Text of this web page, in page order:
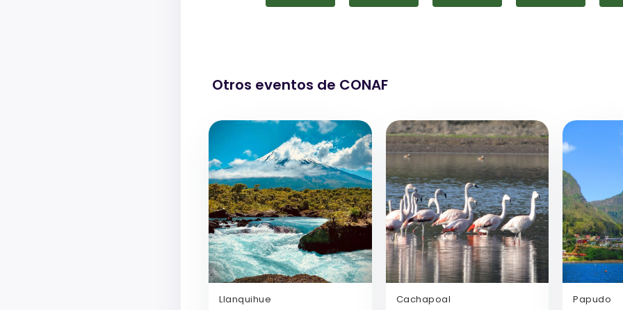
Otros eventos de CONAF
Llanquihue Cachapoal Papudo